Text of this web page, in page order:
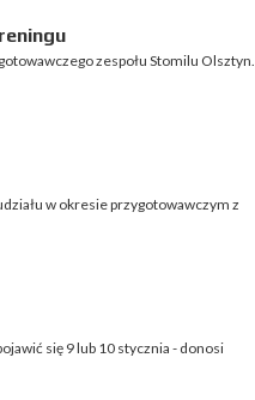
zespołu Stomilu Olsztyn.
w okresie przygotowawczym z
się 9 lub 10 stycznia - donosi